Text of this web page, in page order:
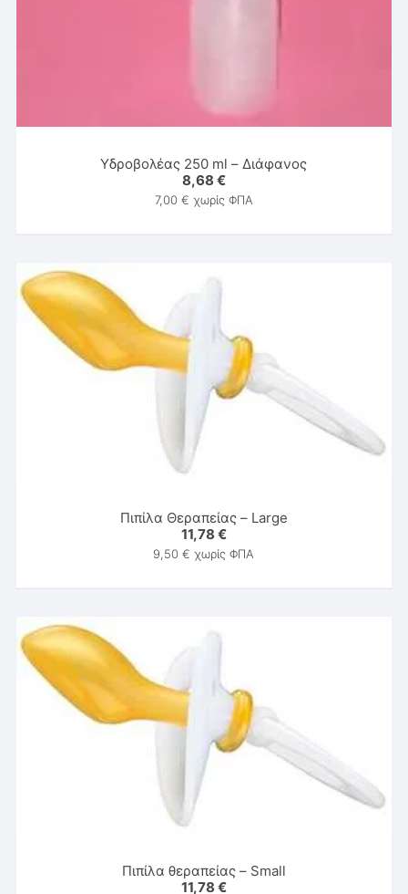
Υδροβολέας 250 ml – Διάφανος
8,68 €
7,00 € χωρίς ΦΠΑ
Πιπίλα Θεραπείας – Large
11,78 €
9,50€ χωρίς ΦΠΑ
Πιπίλα θεραπείας – Small
11,78 €